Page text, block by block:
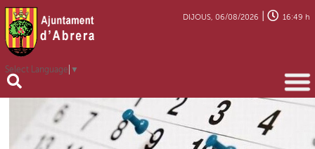
Select Language ▼
DIJOUS, 06/08/2026 16:49 h